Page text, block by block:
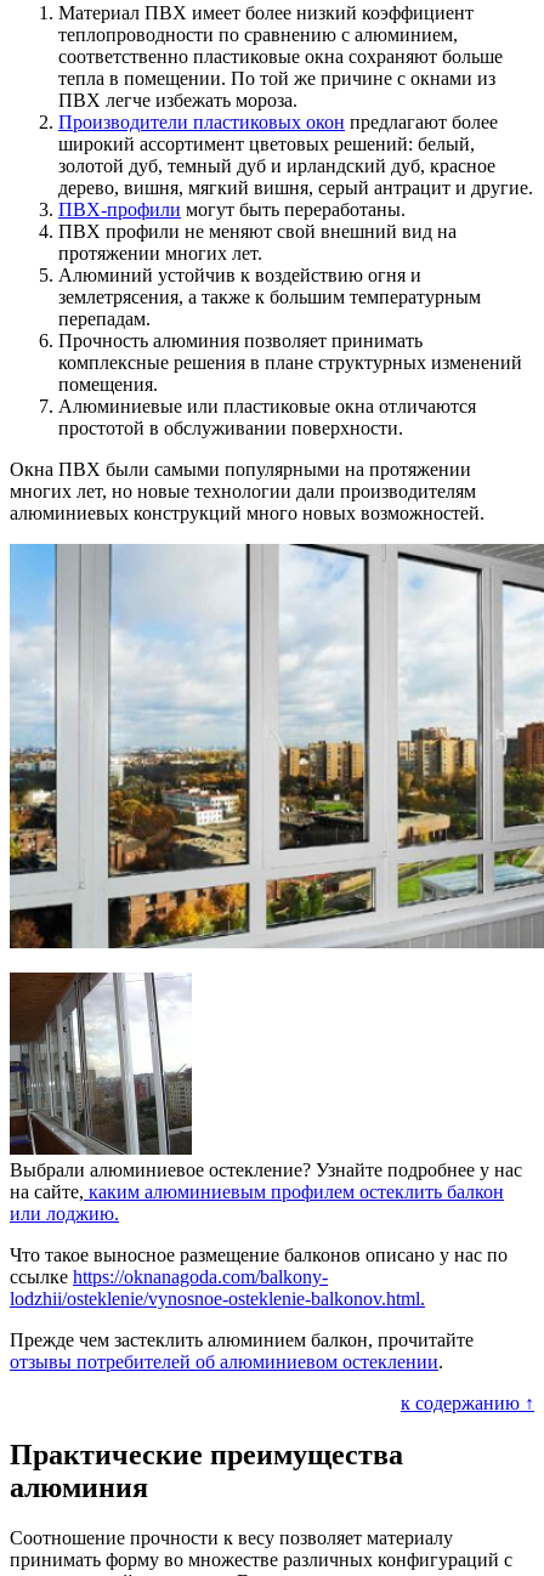
Материал ПВХ имеет более низкий коэффициент
теплопроводности по сравнению с алюминием,
соответственно пластиковые окна сохраняют больше
тепла в помещении. По той же причине с окнами из
ПВХ легче избежать мороза.
Производители пластиковых окон предлагают более
широкий ассортимент цветовых решений: белый,
золотой дуб, темный дуб и ирландский дуб, красное
дерево, вишня, мягкий вишня, серый антрацит и другие.
ПВХ-профили могут быть переработаны.
ПВХ профили не меняют свой внешний вид на
протяжении многих лет.
Алюминий устойчив к воздействию огня и
землетрясения, а также к большим температурным
перепадам.
Прочность алюминия позволяет принимать
комплексные решения в плане структурных изменений
помещения.
Алюминиевые или пластиковые окна отличаются
простотой в обслуживании поверхности.
Окна ПВХ были самыми популярными на протяжении
многих лет, но новые технологии дали производителям
алюминиевых конструкций много новых возможностей.
Выбрали алюминиевое остекление? Узнайте подробнее у нас
на сайте, каким алюминиевым профилем остеклить балкон
или лоджию.
Что такое выносное размещение балконов описано у нас по
ссылке https://oknanagoda.com/balkony-
lodzhii/osteklenie/vynosnoe-osteklenie-balkonov.html.
Прежде чем застеклить алюминием балкон, прочитайте
отзывы потребителей об алюминиевом остеклении.
к содержанию ↑
Практические преимущества
алюминия
Соотношение прочности к весу позволяет материалу
принимать форму во множестве различных конфигураций с